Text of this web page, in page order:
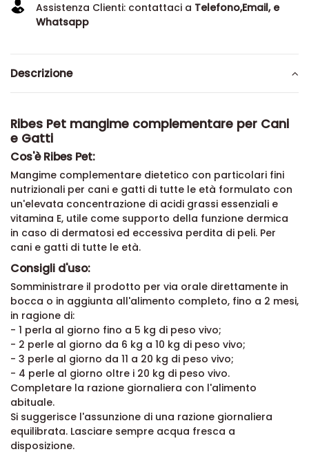
Assistenza Clienti: contattaci a Telefono,Email, e
Whatsapp
Descrizione
Ribes Pet mangime complementare per Cani
e Gatti
Cos'è Ribes Pet:
Mangime complementare dietetico con particolari fini
nutrizionali per cani e gatti di tutte le età formulato con
un'elevata concentrazione di acidi grassi essenziali e
vitamina E, utile come supporto della funzione dermica
in caso di dermatosi ed eccessiva perdita di peli. Per
cani e gatti di tutte le età.
Consigli d'uso:
Somministrare il prodotto per via orale direttamente in
bocca o in aggiunta all'alimento completo, fino a 2 mesi,
in ragione di:
- 1 perla al giorno fino a 5 kg di peso vivo;
- 2 perle al giorno da 6 kg a 10 kg di peso vivo;
- 3 perle al giorno da 11 a 20 kg di peso vivo;
- 4 perle al giorno oltre i 20 kg di peso vivo.
Completare la razione giornaliera con l'alimento
abituale.
Si suggerisce l'assunzione di una razione giornaliera
equilibrata. Lasciare sempre acqua fresca a
disposizione.